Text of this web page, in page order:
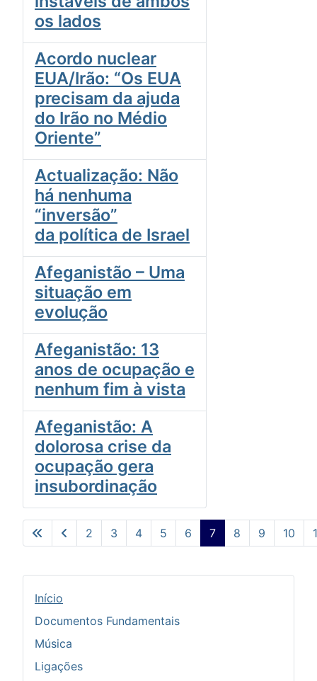
os lados
Acordo nuclear
EUA/Irão: “Os EUA
precisam da ajuda
do Irão no Médio
Oriente”
Actualização: Não
há nenhuma
“inversão”
da política de Israel
Afeganistão – Uma
situação em
evolução
Afeganistão: 13
anos de ocupação e
nenhum fim à vista
Afeganistão: A
dolorosa crise da
ocupação gera
insubordinação
Pág. 7 de 48
2 3 4 5 6 7 8 9 10
Início
Documentos Fundamentais
Música
Ligações